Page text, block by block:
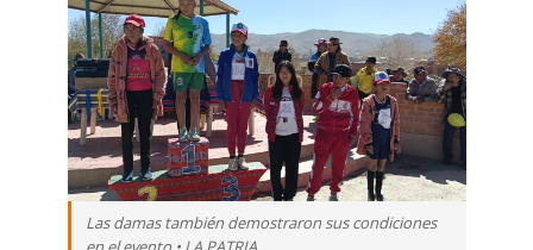
Las damas también demostraron sus condiciones